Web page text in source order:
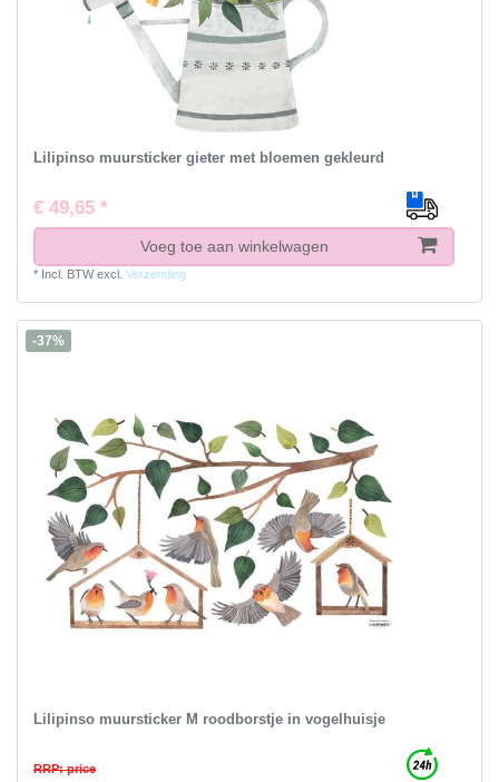
Lilipinso muursticker gieter met bloemen gekleurd
€ 49,65 *
Voeg toe aan winkelwagen
* Incl. BTWexcl. Verzending
-37%
Lilipinso muursticker M roodborstje in vogelhuisje
RRP: price